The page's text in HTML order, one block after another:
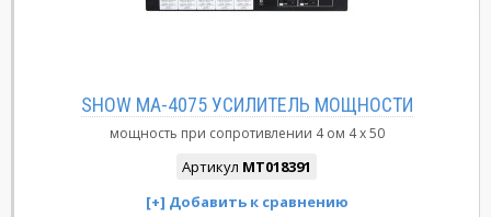
SHOW MA-4075 УСИЛИТЕЛЬ МОЩНОСТИ
мощность при сопротивлении 4 ом 4 х 50
Артикул MT018391